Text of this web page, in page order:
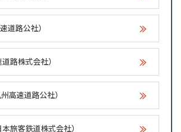
道路公社）
路株式会社）
高速道路公社）
旅客鉄道株式会社）